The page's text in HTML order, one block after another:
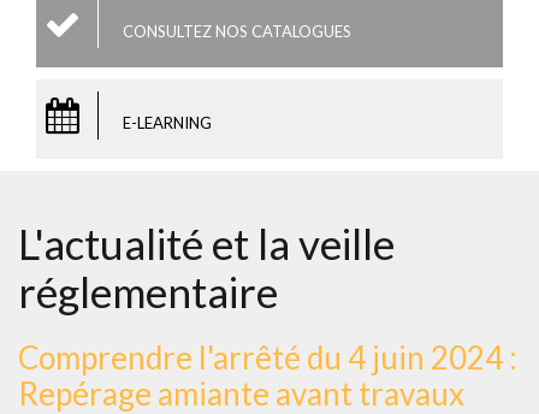
CONSULTEZ NOS CATALOGUES
E-LEARNING
L'actualité et la veille
réglementaire
Comprendre l'arrêté du 4 juin 2024 :
Repérage amiante avant travaux